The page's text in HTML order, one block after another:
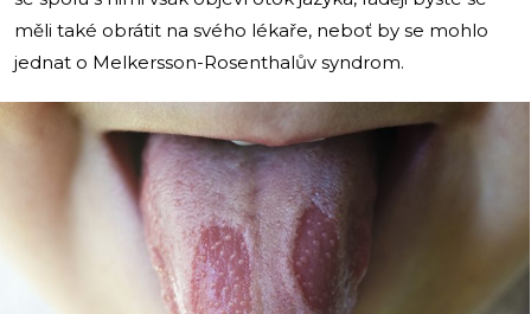
měli také obrátit na svého lékaře, neboť by se mohlo
jednat o Melkersson-Rosenthalův syndrom.